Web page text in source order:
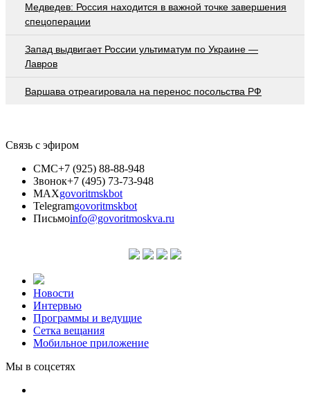
Медведев: Россия находится в важной точке завершения
спецоперации
Запад выдвигает России ультиматум по Украине —
Лавров
Варшава отреагировала на перенос посольства РФ
Связь с эфиром
СМС+7 (925) 88-88-948
Звонок+7 (495) 73-73-948
MAXgovoritmskbot
Telegramgovoritmskbot
Письмоinfo@govoritmoskva.ru
Новости
Интервью
Программы и ведущие
Сетка вещания
Мобильное приложение
Мы в соцсетях